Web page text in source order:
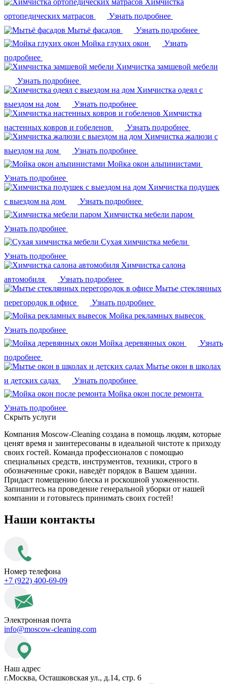
Химчистка
ортопедических матрасов
Узнать подробнее
Мытьё фасадов
Узнать подробнее
Мойка глухих окон
Узнать
подробнее
Химчистка замшевой мебели
Узнать подробнее
Химчистка одеял с
выездом на дом
Узнать подробнее
Химчистка
настенных ковров и гобеленов
Узнать подробнее
Химчистка жалюзи с
выездом на дом
Узнать подробнее
Мойка окон альпинистами
Узнать подробнее
Химчистка подушек
с выездом на дом
Узнать подробнее
Химчистка мебели паром
Узнать подробнее
Сухая химчистка мебели
Узнать подробнее
Химчистка салона
автомобиля
Узнать подробнее
Мытье стеклянных
перегородок в офисе
Узнать подробнее
Мойка рекламных вывесок
Узнать подробнее
Мойка деревянных окон
Узнать
подробнее
Мытье окон в школах
и детских садах
Узнать подробнее
Мойка окон после ремонта
Узнать подробнее
Скрыть услуги
Компания Moscow-Cleaning создана в помощь людям, которые
ценят время и заинтересованы в идеальной чистоте к приходу
своих гостей. Команда профессионалов с помощью
специальных средств, инструментов, техники, строго в
обозначенные сроки, наведёт порядок в Вашем здании.
Придаст помещению блеска и роскошной ухоженности.
Запишитесь на проведение генеральной уборки от нашей
компании и готовьтесь принимать своих гостей!
Наши контакты
Номер телефона
+7 (922) 400-69-09
Электронная почта
info@moscow-cleaning.com
Наш адрес
г.Москва, Осташковская ул., д.14, стр. 6